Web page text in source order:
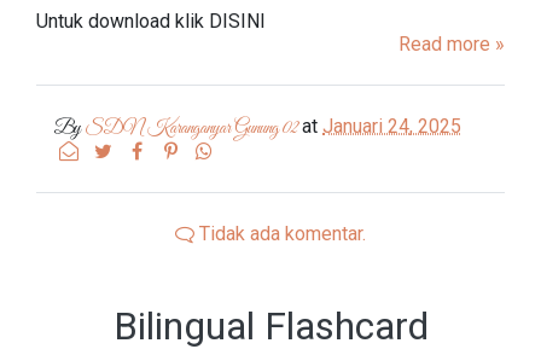
Untuk download klik DISINI
Read more »
BySDN Karanganyar Gunung 02at Januari 24, 2025
Tidak ada komentar.
Bilingual Flashcard